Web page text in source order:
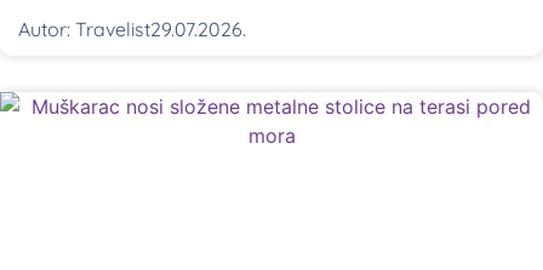
Autor: Travelist29.07.2026.